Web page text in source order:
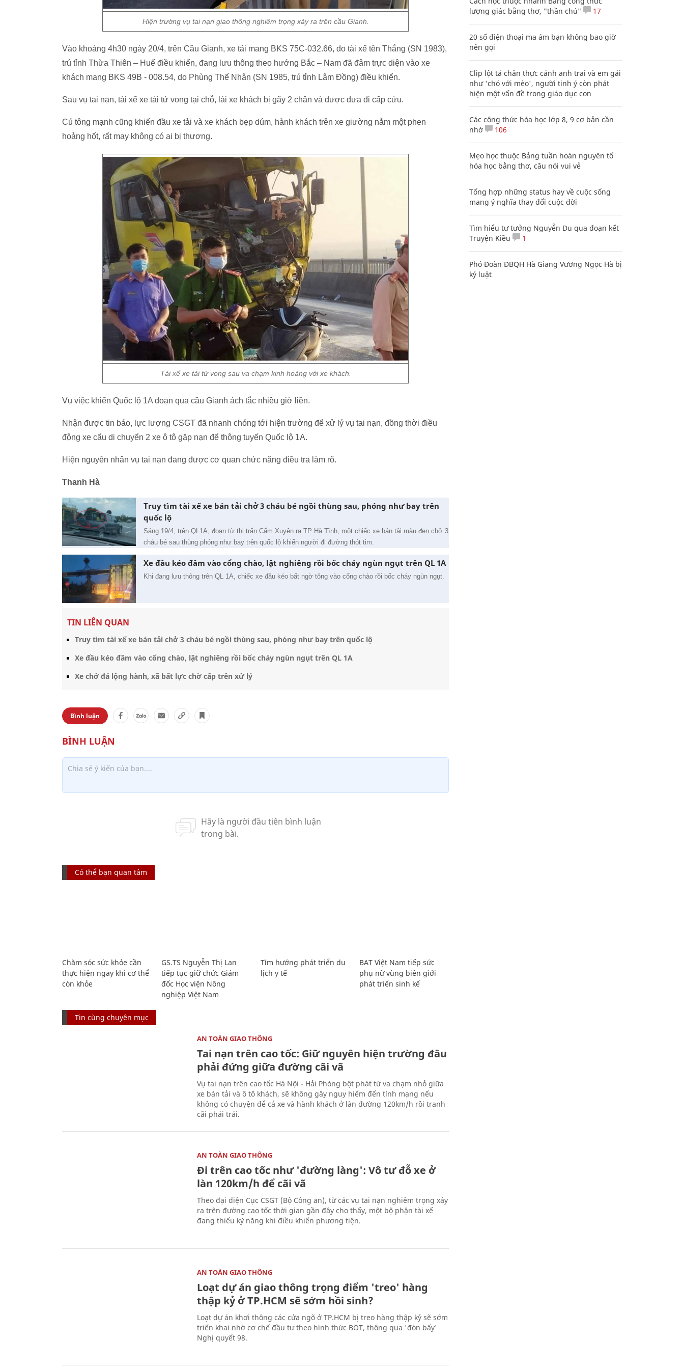
Hiện trường vụ tai nạn giao thông nghiêm trọng xảy ra trên cầu Gianh.
Vào khoảng 4h30 ngày 20/4, trên Cầu Gianh, xe tải mang BKS 75C-032.66, do tài xế tên Thắng (SN 1983),
trú tỉnh Thừa Thiên – Huế điều khiển, đang lưu thông theo hướng Bắc – Nam đã đâm trực diện vào xe
khách mang BKS 49B - 008.54, do Phùng Thế Nhân (SN 1985, trú tỉnh Lâm Đồng) điều khiển.
Sau vụ tai nạn, tài xế xe tải tử vong tại chỗ, lái xe khách bị gãy 2 chân và được đưa đi cấp cứu.
Cú tông mạnh cũng khiến đầu xe tải và xe khách bẹp dúm, hành khách trên xe giường nằm một phen
hoảng hốt, rất may không có ai bị thương.
Tài xế xe tải tử vong sau va chạm kinh hoàng với xe khách.
Vụ việc khiến Quốc lộ 1A đoạn qua cầu Gianh ách tắc nhiều giờ liền.
Nhận được tin báo, lực lượng CSGT đã nhanh chóng tới hiện trường để xử lý vụ tai nạn, đồng thời điều
động xe cẩu di chuyển 2 xe ô tô gặp nạn để thông tuyến Quốc lộ 1A.
Hiện nguyên nhân vụ tai nạn đang được cơ quan chức năng điều tra làm rõ.
Thanh Hà
Truy tìm tài xế xe bán tải chở 3 cháu bé ngồi thùng sau, phóng như bay trên
quốc lộ
Sáng 19/4, trên QL1A, đoạn từ thị trấn Cẩm Xuyên ra TP Hà Tĩnh, một chiếc xe bán tải màu đen chở 3
cháu bé sau thùng phóng như bay trên quốc lộ khiến người đi đường thót tim.
Xe đầu kéo đâm vào cổng chào, lật nghiêng rồi bốc cháy ngùn ngụt trên QL 1A
Khi đang lưu thông trên QL 1A, chiếc xe đầu kéo bất ngờ tông vào cổng chào rồi bốc cháy ngùn ngụt.
TIN LIÊN QUAN
Truy tìm tài xế xe bán tải chở 3 cháu bé ngồi thùng sau, phóng như bay trên quốc lộ
Xe đầu kéo đâm vào cổng chào, lật nghiêng rồi bốc cháy ngùn ngụt trên QL 1A
Xe chở đá lộng hành, xã bất lực chờ cấp trên xử lý
Bình luận
Có thể bạn quan tâm
Chăm sóc sức khỏe cần
thực hiện ngay khi cơ thể
còn khỏe
GS.TS Nguyễn Thị Lan
tiếp tục giữ chức Giám
đốc Học viện Nông
nghiệp Việt Nam
Tìm hướng phát triển du
lịch y tế
BAT Việt Nam tiếp sức
phụ nữ vùng biên giới
phát triển sinh kế
Tin cùng chuyên mục
AN TOÀN GIAO THÔNG
Tai nạn trên cao tốc: Giữ nguyên hiện trường đâu
phải đứng giữa đường cãi vã
Vụ tai nạn trên cao tốc Hà Nội - Hải Phòng bột phát từ va chạm nhỏ giữa
xe bán tải và ô tô khách, sẽ không gây nguy hiểm đến tính mạng nếu
không có chuyện để cả xe và hành khách ở làn đường 120km/h rồi tranh
cãi phải trái.
AN TOÀN GIAO THÔNG
Đi trên cao tốc như 'đường làng': Vô tư đỗ xe ở
làn 120km/h để cãi vã
Theo đại diện Cục CSGT (Bộ Công an), từ các vụ tai nạn nghiêm trọng xảy
ra trên đường cao tốc thời gian gần đây cho thấy, một bộ phận tài xế
đang thiếu kỹ năng khi điều khiển phương tiện.
AN TOÀN GIAO THÔNG
Loạt dự án giao thông trọng điểm 'treo' hàng
thập kỷ ở TP.HCM sẽ sớm hồi sinh?
Loạt dự án khơi thông các cửa ngõ ở TP.HCM bị treo hàng thập kỷ sẽ sớm
triển khai nhờ cơ chế đầu tư theo hình thức BOT, thông qua 'đòn bẩy'
Nghị quyết 98.
lượng giác bằng thơ, "thần chú"
17
20 số điện thoại ma ám bạn không bao giờ
nên gọi
Clip lột tả chân thực cảnh anh trai và em gái
như 'chó với mèo', người tinh ý còn phát
hiện một vấn đề trong giáo dục con
Các công thức hóa học lớp 8, 9 cơ bản cần
nhớ
106
Mẹo học thuộc Bảng tuần hoàn nguyên tố
hóa học bằng thơ, câu nói vui vẻ
Tổng hợp những status hay về cuộc sống
mang ý nghĩa thay đổi cuộc đời
Tìm hiểu tư tưởng Nguyễn Du qua đoạn kết
Truyện Kiều
1
Phó Đoàn ĐBQH Hà Giang Vương Ngọc Hà bị
kỷ luật